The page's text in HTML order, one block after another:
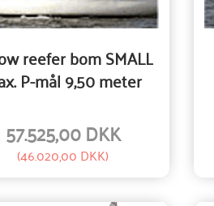
reefer bom SMALL
P-mål 9,50 meter
57.525,00 DKK
(46.020,00 DKK)